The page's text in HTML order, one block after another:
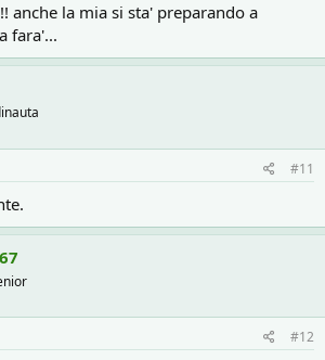
anche la mia si sta' preparando a
fara'...
#11
#12